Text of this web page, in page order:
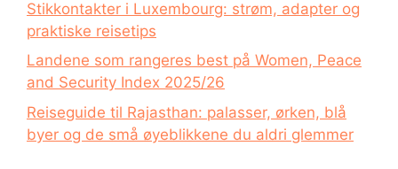
Stikkontakter i Luxembourg: strøm, adapter og
praktiske reisetips
Landene som rangeres best på Women, Peace
and Security Index 2025/26
Reiseguide til Rajasthan: palasser, ørken, blå
byer og de små øyeblikkene du aldri glemmer